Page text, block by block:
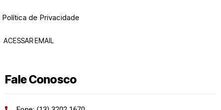
Política de Privacidade
ACESSAR EMAIL
Fale Conosco